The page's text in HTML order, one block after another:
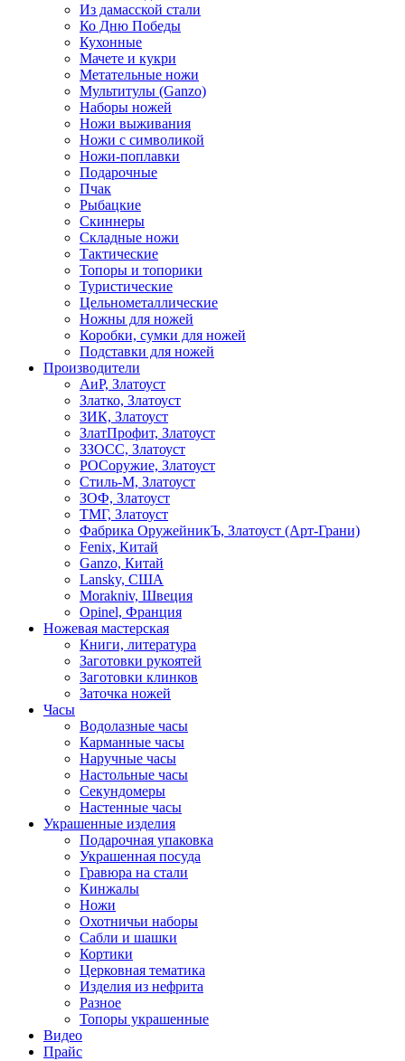
Из дамасской стали
Ко Дню Победы
Кухонные
Мачете и кукри
Метательные ножи
Мультитулы (Ganzo)
Наборы ножей
Ножи выживания
Ножи с символикой
Ножи-поплавки
Подарочные
Пчак
Рыбацкие
Скиннеры
Складные ножи
Тактические
Топоры и топорики
Туристические
Цельнометаллические
Ножны для ножей
Коробки, сумки для ножей
Подставки для ножей
Производители
АиР, Златоуст
Златко, Златоуст
ЗИК, Златоуст
ЗлатПрофит, Златоуст
ЗЗОСС, Златоуст
РОСоружие, Златоуст
Стиль-М, Златоуст
ЗОФ, Златоуст
ТМГ, Златоуст
Фабрика ОружейникЪ, Златоуст (Арт-Грани)
Fenix, Китай
Ganzo, Китай
Lansky, США
Morakniv, Швеция
Opinel, Франция
Ножевая мастерская
Книги, литература
Заготовки рукоятей
Заготовки клинков
Заточка ножей
Часы
Водолазные часы
Карманные часы
Наручные часы
Настольные часы
Секундомеры
Настенные часы
Украшенные изделия
Подарочная упаковка
Украшенная посуда
Гравюра на стали
Кинжалы
Ножи
Охотничьи наборы
Сабли и шашки
Кортики
Церковная тематика
Изделия из нефрита
Разное
Топоры украшенные
Видео
Прайс